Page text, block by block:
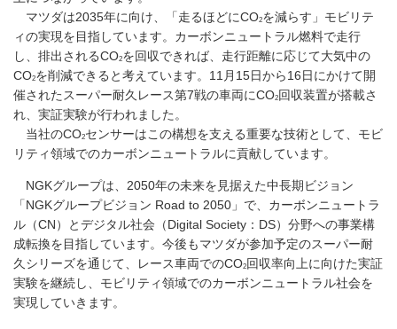
マツダは2035年に向け、「走るほどにCO2を減らす」モビリテ
ィの実現を目指しています。カーボンニュートラル燃料で走行
し、排出されるCO2を回収できれば、走行距離に応じて大気中の
CO2を削減できると考えています。11月15日から16日にかけて開
催されたスーパー耐久レース第7戦の車両にCO2回収装置が搭載さ
れ、実証実験が行われました。
当社のCO2センサーはこの構想を支える重要な技術として、モビ
リティ領域でのカーボンニュートラルに貢献しています。
NGKグループは、2050年の未来を見据えた中長期ビジョン
「NGKグループビジョン Road to 2050」で、カーボンニュートラ
ル（CN）とデジタル社会（Digital Society：DS）分野への事業構
成転換を目指しています。今後もマツダが参加予定のスーパー耐
久シリーズを通じて、レース車両でのCO2回収率向上に向けた実証
実験を継続し、モビリティ領域でのカーボンニュートラル社会を
実現していきます。